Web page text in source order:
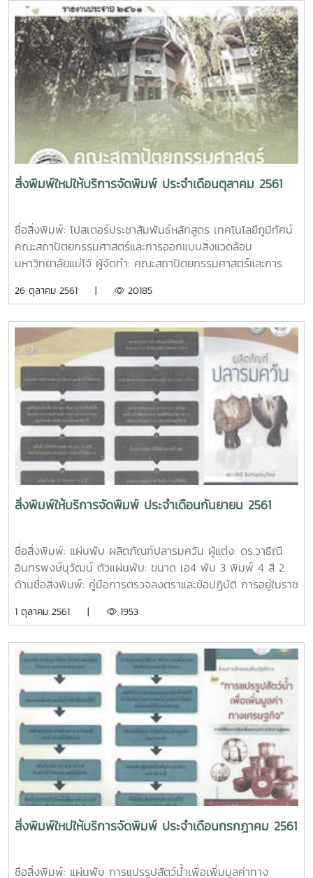
อาร์ตมัน 260 แกรม พิมพ์ 4 สี เคลือบเงา เนื้อในกระดาษปอนด์
70 แกรม พิมพ์ 1 สี เข้าเล่มไสกาวบทคัดย่อ สัมมนาวิชาการ
ลาว-ไทย ครั้งที่ 1 ประจำปี 2562 ผู้แต่ง มหาวิทยาลัยสุภานุวงส์
ร่วมกับ มหาวิทยาลัยแม่โจ้ จำนวน 98 หน้า ขนาด A4 ปก
กระดาษอาร์ตมัน 260 แกรม พิมพ์ 4 สี เคลือบเงา เนื้อใน
กระดาษปอนด์ 80 แกรม พิมพ์ 1 สี เข้าเล่มไสกาว
สิ่งพิมพ์ใหม่ให้บริการจัดพิมพ์ ประจำเดือนตุลาคม 2561
ชื่อสิ่งพิมพ์: โปสเตอร์ประชาสัมพันธ์หลักสูตร เทคโนโลยีภูมิทัศน์
คณะสถาปัตยกรรมศาสตร์และการออกแบบสิ่งแวดล้อม
มหาวิทยาลัยแม่โจ้ ผู้จัดทำ: คณะสถาปัตยกรรมศาสตร์และการ
12x18 นิ้ว กระดาษอาร์ตมัน 120 แกรม พิมพ์ 4 สีชื่อสิ่งพิมพ์:
หน้า: 40 หน้า ตัวเล่ม: ขนาด เอ4 ปกอาร์ตมัน 260 แกรม พิมพ์
4 สี เคลือบมัน เนื้อในอาร์ตมัน 120 แกรม พิมพ์ 4 สี เข้าเล่มไส
กาวชื่อสิ่งพิมพ์: สูจิบัตรการแสดงและการประกวดกล้วยไม้ ไม้
ดอกไม้ประดับ งานเกษตรแม่โจ้ 85 ปี ผู้จัดทำ: ศูนย์กล้วยไม้ ไม้
ดอกไม้ประดับ ตัวเล่ม: ขนาด เอ5 ปกอาร์ตมัน 210 แกรม พิมพ์
4 สี เคลือบมัน เนื้อในปอนด์ 70 แกรม พิมพ์ 4 สี เข้าเล่มมุง
หลังคาชื่อสิ่งพิมพ์: หนังสือ การแปรรูปด้วยความร้อนและไม่ใช้
ความร้อน ด้วยเทคโนโลยีสมัยใหม่ ผู้แต่ง: ฤทธิชัย อัศวราชันย์
ISBN: 978-616-478-289-1 ปีที่พิมพ์: ตุลาคม 2561 จำนวน
หน้า: 206 หน้า ตัวเล่ม: ขนาด เอ4 ปกอาร์ตมัน 260 แกรม
พิมพ์ 4 สี เคลือบมัน เนื้อในปอนด์ 80 แกรม พิมพ์ 1 สี เข้าเล่ม
ไสกาวชื่อสิ่งพิมพ์: หนังสือ หน่วยปฏิบัติการทางวิศวกรรมอาหาร
พิมพ์: ตุลาคม 2561 จำนวนหน้า: 254 หน้า ตัวเล่ม: ขนาด เอ4
ปกอาร์ตมัน 260 แกรม พิมพ์ 4 สี เคลือบมัน เนื้อในปอนด์ 80
แกรม พิมพ์ 1 สี เข้าเล่มไสกาวชื่อสิ่งพิมพ์: แผ่นพับ การแสดง
ผู้จัดทำ: ศูนย์กล้วยไม้ ไม้ดอกไม้ประดับ ตัวแผ่นพับ: ขนาด เอ4
26 ตุลาคม 2561 | 20185
สิ่งพิมพ์ให้บริการจัดพิมพ์ ประจำเดือนกันยายน 2561
ชื่อสิ่งพิมพ์: แผ่นพับ ผลิตภัณฑ์ปลารมควัน ผู้แต่ง: ดร.วาธิณี
อินทรพงษ์นุวัฒน์ ตัวแผ่นพับ: ขนาด เอ4 พับ 3 พิมพ์ 4 สี 2
ด้านชื่อสิ่งพิมพ์: คู่มือการตรวจลงตราและข้อปฏิบัติ การอยู่ในราช
ชาติที่มาศึกษา แลกเปลี่ยน หรือปฏิบัติงาน ณ มหาวิทยาลัยแม่โจ้
หน้า ตัวเล่ม: ขนาด เอ5 ปกอาร์ตมัน 260 แกรม พิมพ์ 4 สี
เคลือบมัน เนื้อใน ปอนด์ 70 แกรม พิมพ์ 4 สี เข้าเล่มมุงหลังคา
ชื่อสิ่งพิมพ์: หนังสืองานแสดงมุทิตาจิตแด่ผู้เกษียณอายุราชการ
ประจำปีงบประมาณ 2561 คณะผลิตกรรมการเกษตร ผู้จัดทำ:
คณะผลิตกรรมการเกษตร มหาวิทยาลัยแม่โจ้ จำนวนหน้า: 24
หน้า ตัวเล่ม: ขนาด เอ5 ปกอาร์ตมัน 210 แกรม พิมพ์ 4 สี
เคลือบมัน เนื้อใน ปอนด์ 70 แกรม พิมพ์ 4 สี เข้าเล่มมุงหลังคา
ชื่อสิ่งพิมพ์: หนังสือ งานแสดงมุทิตาจิตผู้เกษียณอายุ
มหาวิทยาลัยแม่โจ้ ประจำปี 2561 ผู้จัดทำ: กองการเจ้าหน้าที่
สำนักงานอธิการบดี จำนวนหน้า: 104 หน้า ตัวเล่ม: ขนาด เอ5
ปกอาร์ตมัน 260 แกรม พิมพ์ 4 สี เคลือบด้าน เนื้อในปอนด์ 70
แกรม พิมพ์ 4 สี/ 1 สี เข้าเล่มไสกาวชื่อสิ่งพิมพ์: เอกสาร การจัด
บัณฑิตวิทยาลัย มหาวิทยาลัยแม่โจ้ จำนวนหน้า: 40 หน้า ตัวเล่ม:
1 ตุลาคม 2561 | 1953
สิ่งพิมพ์ใหม่ให้บริการจัดพิมพ์ ประจำเดือนกรกฎาคม 2561
ชื่อสิ่งพิมพ์: แผ่นพับ การแปรรูปสัตว์น้ำเพื่อเพิ่มมูลค่าทาง